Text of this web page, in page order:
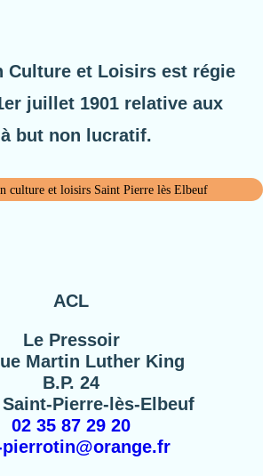
Culture et Loisirs est régie
juillet 1901 relative aux
but non lucratif.
ACL
Le Pressoir
Martin Luther King
B.P. 24
Saint-Pierre-lès-Elbeuf
02 35 87 29 20